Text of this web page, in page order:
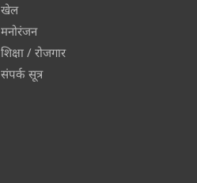
खेल
मनोरंजन
शिक्षा / रोजगार
संपर्क सूत्र